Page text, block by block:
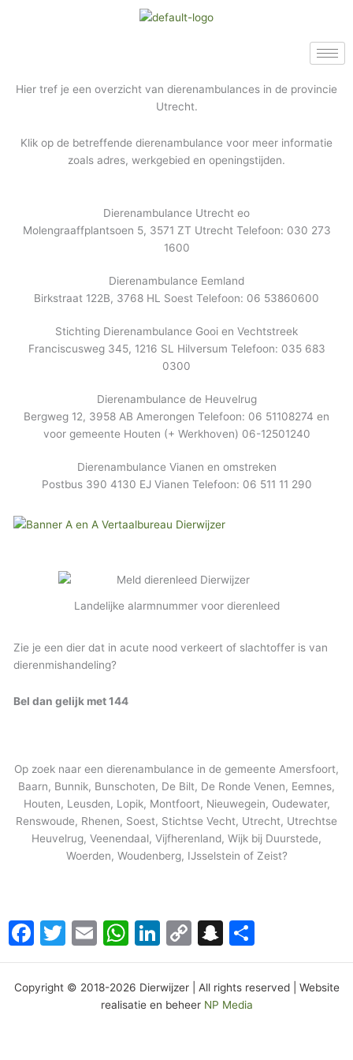
Hier tref je een overzicht van dierenambulances in de provincie
Utrecht.
Klik op de betreffende dierenambulance voor meer informatie
zoals adres, werkgebied en openingstijden.
Dierenambulance Utrecht eo
Molengraaffplantsoen 5, 3571 ZT Utrecht Telefoon: 030 273
1600
Dierenambulance Eemland
Birkstraat 122B, 3768 HL Soest Telefoon: 06 53860600
Stichting Dierenambulance Gooi en Vechtstreek
Franciscusweg 345, 1216 SL Hilversum Telefoon: 035 683
0300
Dierenambulance de Heuvelrug
Bergweg 12, 3958 AB Amerongen Telefoon: 06 51108274 en
voor gemeente Houten (+ Werkhoven) 06-12501240
Dierenambulance Vianen en omstreken
Postbus 390 4130 EJ Vianen Telefoon: 06 511 11 290
Landelijke alarmnummer voor dierenleed
Zie je een dier dat in acute nood verkeert of slachtoffer is van
dierenmishandeling?
Bel dan gelijk met 144
Op zoek naar een dierenambulance in de gemeente Amersfoort,
Baarn, Bunnik, Bunschoten, De Bilt, De Ronde Venen, Eemnes,
Houten, Leusden, Lopik, Montfoort, Nieuwegein, Oudewater,
Renswoude, Rhenen, Soest, Stichtse Vecht, Utrecht, Utrechtse
Heuvelrug, Veenendaal, Vijfherenland, Wijk bij Duurstede,
Woerden, Woudenberg, IJsselstein of Zeist?
Facebook
Twitter
EmailWhatsApp
LinkedIn
Copy
Link
Snapchat
Copyright © 2018-2026 Dierwijzer | All rights reserved | Website
realisatie en beheer NP Media